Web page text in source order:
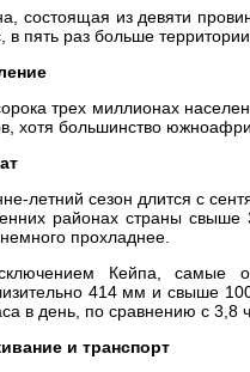
состоящая из девяти
в пять раз больше
трех миллионах
хотя большинство
летний сезон длится с
районах страны
прохладнее.
Кейпа, самые
414 мм и свыше
в день, по сравнению с 3,8
и транспорт